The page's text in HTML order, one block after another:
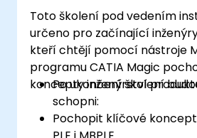
Toto školení pod vedením
určeno pro začínající
kteří chtějí pomocí nástroje
programu CATIA Magic
koncepty inženýrství
Po ukončení školení
schopni:
Pochopit klíčové